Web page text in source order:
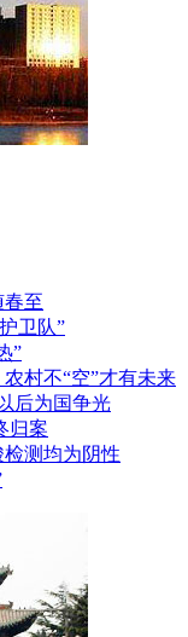
春至
卫队”
”
村不“空”才有未来
后为国争光
归案
测均为阴性